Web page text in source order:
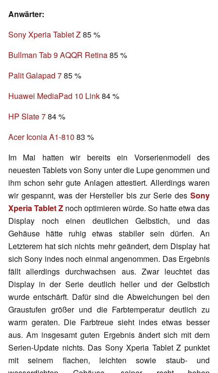
Anwärter:
Sony Xperia Tablet Z85 %
Bullman Tab 9 AQQR Retina85 %
Palit Galapad 785 %
Huawei MediaPad 10 Link84 %
HP Slate 784 %
Acer Iconia A1-810 83 %
Im Mai hatten wir bereits ein Vorserienmodell des
neuesten Tablets von Sony unter die Lupe genommen und
ihm schon sehr gute Anlagen attestiert. Allerdings waren
wir gespannt, was der Hersteller bis zur Serie des Sony
Xperia Tablet Z noch optimieren würde. So hatte etwa das
Display noch einen deutlichen Gelbstich, und das
Gehäuse hätte ruhig etwas stabiler sein dürfen. An
Letzterem hat sich nichts mehr geändert, dem Display hat
sich Sony indes noch einmal angenommen. Das Ergebnis
fällt allerdings durchwachsen aus. Zwar leuchtet das
Display in der Serie deutlich heller und der Gelbstich
wurde entschärft. Dafür sind die Abweichungen bei den
Graustufen größer und die Farbtemperatur deutlich zu
warm geraten. Die Farbtreue sieht indes etwas besser
aus. Am insgesamt guten Ergebnis ändert sich mit dem
Serien-Update nichts. Das Sony Xperia Tablet Z punktet
mit seinem flachen, leichten sowie staub- und